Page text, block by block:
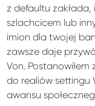
z defaultu
szlachcicem lub
imion dla twojej
zawsze daje
Von.
do realiów settingu
awansu